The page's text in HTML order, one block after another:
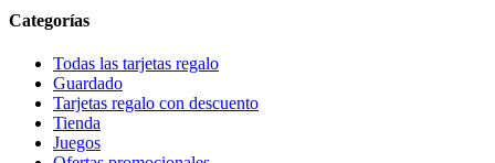
Categorías
Todas las tarjetas regalo
Guardado
Tarjetas regalo con descuento
Tienda
Juegos